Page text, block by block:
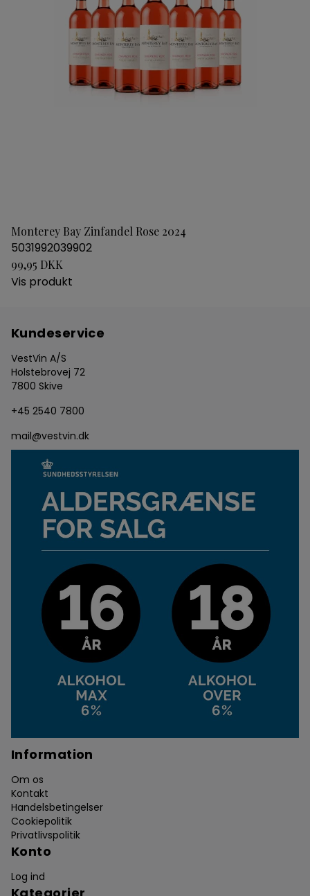
Monterey Bay Zinfandel Rose 2024
5031992039902
99,95 DKK
Vis produkt
Kundeservice
VestVin A/S
Holstebrovej 72
7800 Skive
+45 2540 7800
mail@vestvin.dk
Information
Om os
Kontakt
Handelsbetingelser
Cookiepolitik
Privatlivspolitik
Konto
Log ind